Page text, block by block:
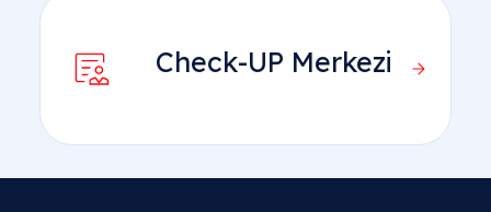
Check-UP Merkezi